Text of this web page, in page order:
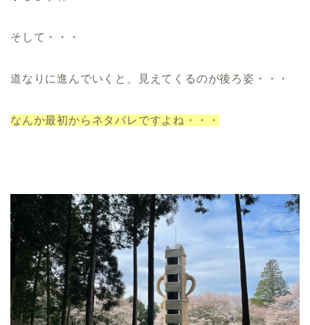
そして・・・
道なりに進んでいくと、見えてくるのが後ろ姿・・・
なんか最初からネタバレですよね・・・